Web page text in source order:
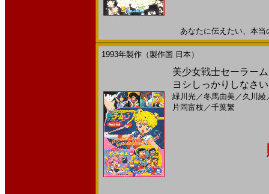
あなたに伝えたい、本
1993年製作（製作国 日本）
美少女戦士セーラー
ヨシしっかりしなさ
緑川光／冬馬由美／ 久川綾
片岡富枝 ／千葉繁